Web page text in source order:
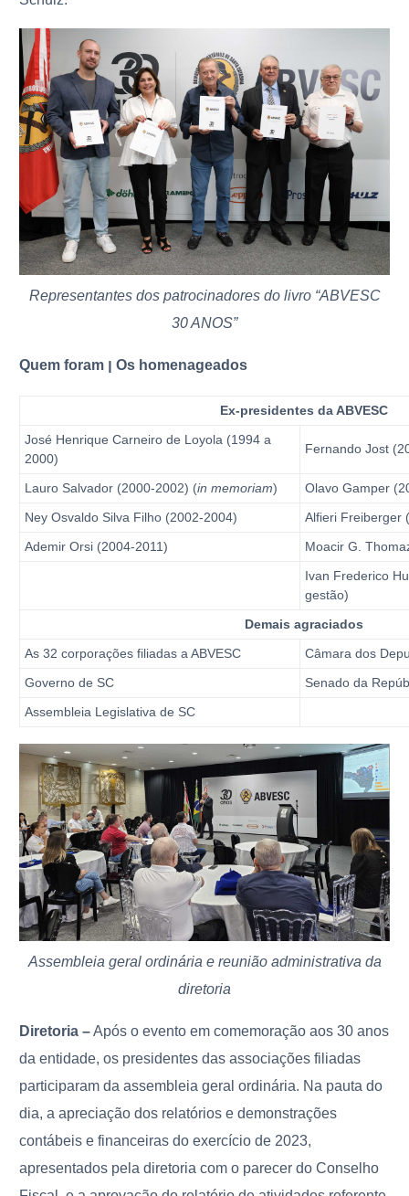
Representantes dos patrocinadores do livro “ABVESC
30 ANOS”
Quem foram ן Os homenageados
Ex-presidentes da ABVESC
José Henrique Carneiro de Loyola (1994 a
2000)
Fernando Jost
Lauro Salvador (2000-2002) (in memoriam)
Olavo Gamper
Ney Osvaldo Silva Filho (2002-2004)
Alfieri
Ademir Orsi (2004-2011)
Moacir G.
Ivan Frederico
gestão)
Demais agraciados
As 32 corporações filiadas a ABVESC
Câmara dos
Governo de SC
Senado da
Assembleia Legislativa de SC
Assembleia geral ordinária e reunião administrativa da
diretoria
Diretoria –Após o evento em comemoração aos 30 anos
da entidade, os presidentes das associações filiadas
participaram da assembleia geral ordinária. Na pauta do
dia, a apreciação dos relatórios e demonstrações
contábeis e financeiras do exercício de 2023,
apresentados pela diretoria com o parecer do Conselho